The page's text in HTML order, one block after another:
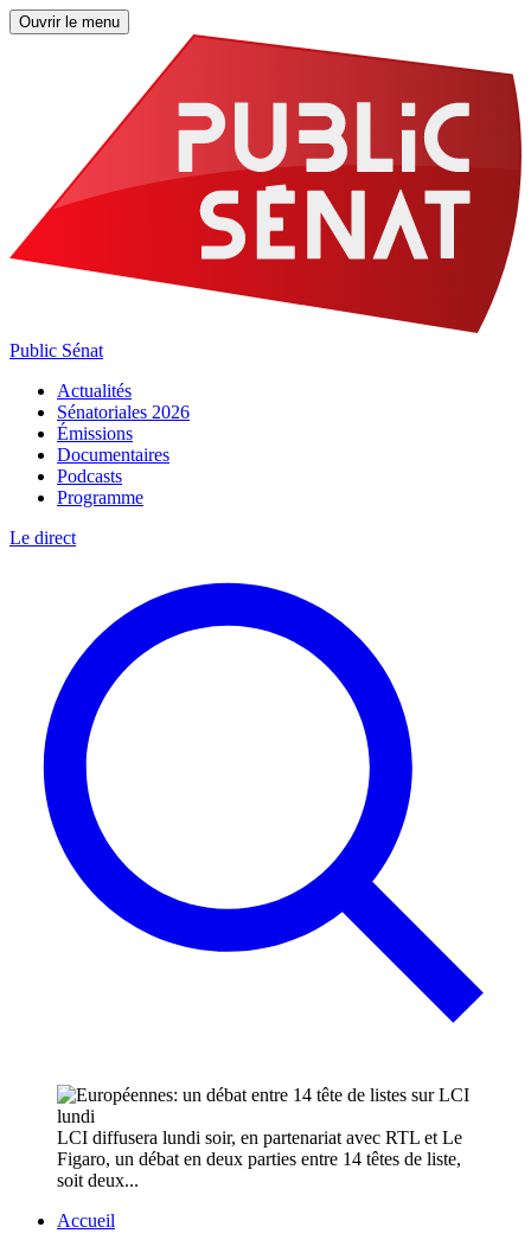
Ouvrir le menu
Public Sénat
Actualités
Sénatoriales 2026
Émissions
Documentaires
Podcasts
Programme
Le direct
LCI diffusera lundi soir, en partenariat avec RTL et Le
Figaro, un débat en deux parties entre 14 têtes de liste,
soit deux...
Accueil